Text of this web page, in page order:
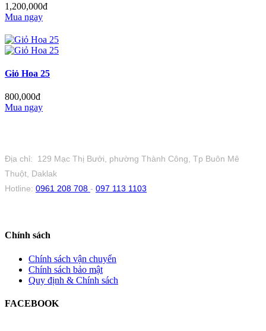
1,200,000đ
Mua ngay
Giỏ Hoa 25
800,000đ
Mua ngay
Địa chỉ: 129 Mạc Thị Bưởi, phường Thành Công, Tp Buôn Mê
Thuột, Daklak
Hotline: 0961 208 708 - 097 113 1103
Chính sách
Chính sách vận chuyển
Chính sách bảo mật
Quy định & Chính sách
FACEBOOK